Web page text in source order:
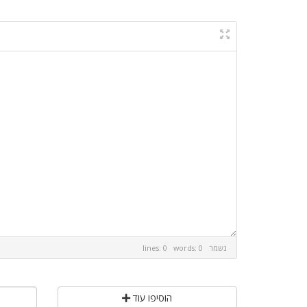
lines: 0 words: 0 נשמר
הוסיפו עוד